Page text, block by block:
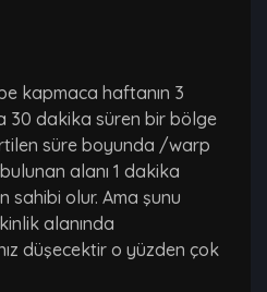
kapmaca haftanın 3
30 dakika süren bir bölge
süre boyunda /warp
alanı 1 dakika
sahibi olur. Ama şunu
alanında
düşecektir o yüzden çok